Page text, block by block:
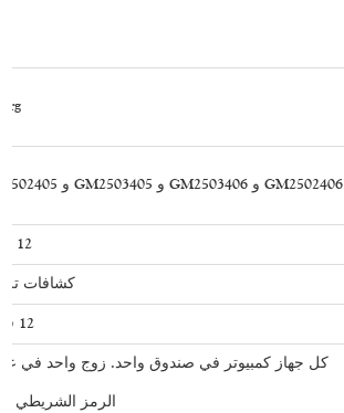
GM2502406 و GM2503406 و GM2503405 و GM2502405
12 شهرًا
كشافات
12 فولت
كل جهاز كمبيوتر في صندوق واحد. زوج واحد في
الرمز الشريطي